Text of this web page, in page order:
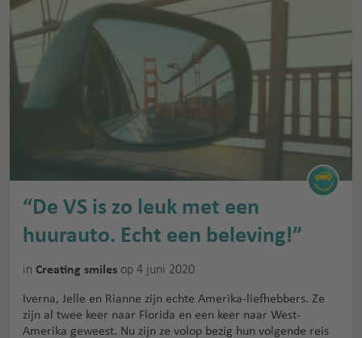
“De VS is zo leuk met een
huurauto. Echt een beleving!”
in Creating smiles op 4 juni 2020
Iverna, Jelle en Rianne zijn echte Amerika-liefhebbers. Ze
zijn al twee keer naar Florida en een keer naar West-
Amerika geweest. Nu zijn ze volop bezig hun volgende reis